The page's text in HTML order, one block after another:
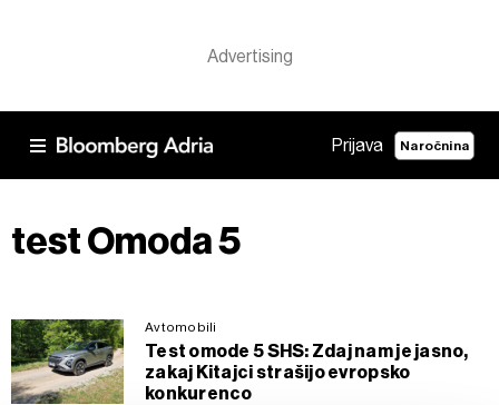
Prijava Naročnina
test Omoda 5
Avtomobili
Test omode 5 SHS: Zdaj nam je jasno,
zakaj Kitajci strašijo evropsko
konkurenco